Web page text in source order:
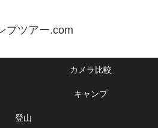
プツアー.com
カメラ比較
キャンプ
登山